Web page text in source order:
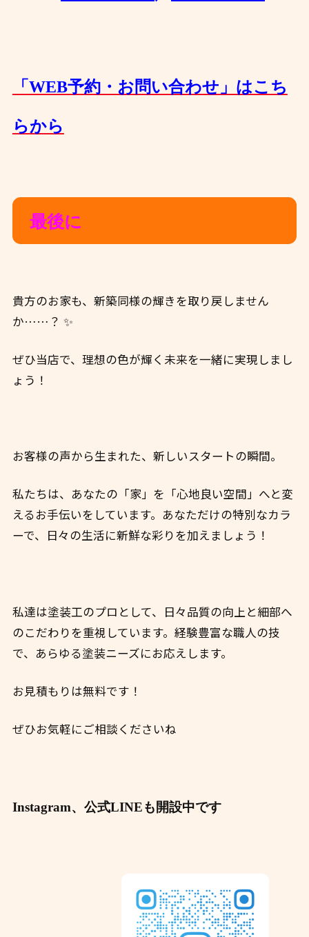
「WEB予約・お問い合わせ」はこち
らから
最後に
貴方のお家も、新築同様の輝きを取り戻しません
か……？ ✨
ぜひ当店で、理想の色が輝く未来を一緒に実現しまし
ょう！
お客様の声から生まれた、新しいスタートの瞬間。
私たちは、あなたの「家」を「心地良い空間」へと変
えるお手伝いをしています。あなただけの特別なカラ
ーで、日々の生活に新鮮な彩りを加えましょう！ ️
私達は塗装工のプロとして、日々品質の向上と細部へ
のこだわりを重視しています。経験豊富な職人の技
で、あらゆる塗装ニーズにお応えします。 ️
お見積もりは無料です！
ぜひお気軽にご相談くださいね
Instagram、公式LINEも開設中です